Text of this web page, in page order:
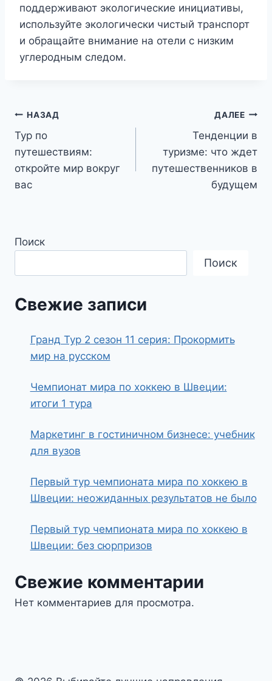
поддерживают экологические инициативы,
используйте экологически чистый транспорт
и обращайте внимание на отели с низким
углеродным следом.
Навигация
по
записям
НАЗАД
Тур по
путешествиям:
откройте мир вокруг
вас
ДАЛЕЕ
Тенденции в
туризме: что ждет
путешественников в
будущем
Поиск
Поиск
Свежие записи
Гранд Тур 2 сезон 11 серия: Прокормить
мир на русском
Чемпионат мира по хоккею в Швеции:
итоги 1 тура
Маркетинг в гостиничном бизнесе: учебник
для вузов
Первый тур чемпионата мира по хоккею в
Швеции: неожиданных результатов не было
Первый тур чемпионата мира по хоккею в
Швеции: без сюрпризов
Свежие комментарии
Нет комментариев для просмотра.